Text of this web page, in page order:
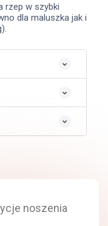
rzep w szybki
dla maluszka jak i
noszenia